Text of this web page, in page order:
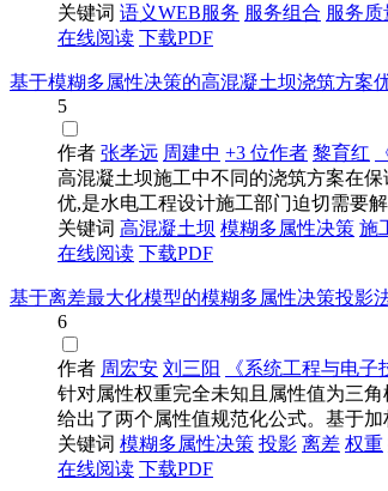
关键词 语义WEB服务 服务组合 服务质
在线阅读 下载PDF
基于模糊多属性决策的高混凝土坝浇筑方案
5
作者 张孝远 周建中 +3 位作者 黎育红
高混凝土坝施工中不同的浇筑方案在
优,是水电工程设计施工部门迫切需要
关键词 高混凝土坝 模糊多属性决策 施
在线阅读 下载PDF
基于离差最大化模型的模糊多属性决策投影
6
作者 周宏安 刘三阳 《系统工程与电子
针对属性权重完全未知且属性值为三
给出了两个属性值规范化公式。基于
关键词 模糊多属性决策 投影 离差 权重
在线阅读 下载PDF